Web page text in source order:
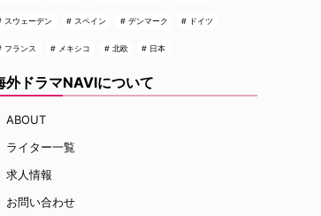
スウェーデン スペイン デンマーク ドイツ
フランス メキシコ 北欧 日本
外ドラマNAVIについて
ABOUT
ライター一覧
求人情報
お問い合わせ